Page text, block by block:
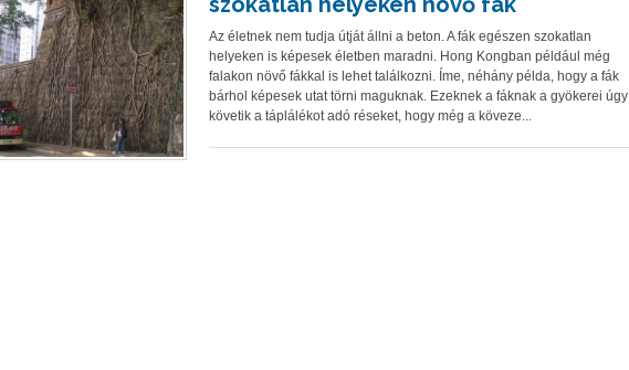
Az életnek nem tudja útját állni a beton. A fák egészen szokatlan
helyeken is képesek életben maradni. Hong Kongban például még
falakon növő fákkal is lehet találkozni. Íme, néhány példa, hogy a fák
bárhol képesek utat törni maguknak. Ezeknek a fáknak a gyökerei úgy
követik a táplálékot adó réseket, hogy még a köveze...